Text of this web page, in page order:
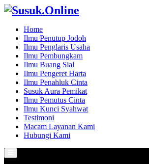
Home
Ilmu Penutup Jodoh
Ilmu Penglaris Usaha
Ilmu Pembungkam
Ilmu Buang Sial
Ilmu Pengeret Harta
Ilmu Penahluk Cinta
Susuk Aura Pemikat
Ilmu Pemutus Cinta
Ilmu Kunci Syahwat
Testimoni
Macam Layanan Kami
Hubungi Kami
Menu